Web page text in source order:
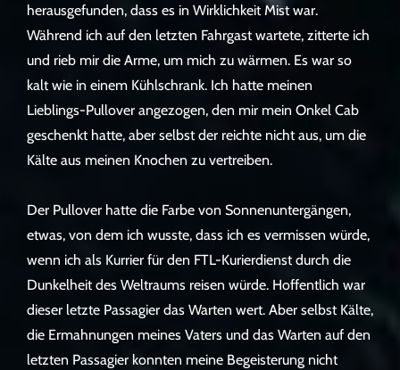
herausgefunden, dass es in Wirklichkeit Mist war.
Während ich auf den letzten Fahrgast wartete, zitterte ich
und rieb mir die Arme, um mich zu wärmen. Es war so
kalt wie in einem Kühlschrank. Ich hatte meinen
Lieblings-Pullover angezogen, den mir mein Onkel Cab
geschenkt hatte, aber selbst der reichte nicht aus, um die
Kälte aus meinen Knochen zu vertreiben.
Der Pullover hatte die Farbe von Sonnenuntergängen,
etwas, von dem ich wusste, dass ich es vermissen würde,
wenn ich als Kurrier für den FTL-Kurierdienst durch die
Dunkelheit des Weltraums reisen würde. Hoffentlich war
dieser letzte Passagier das Warten wert. Aber selbst Kälte,
die Ermahnungen meines Vaters und das Warten auf den
letzten Passagier konnten meine Begeisterung nicht